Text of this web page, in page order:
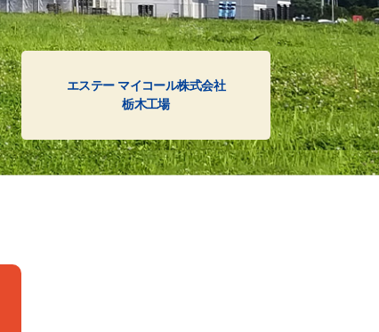
エステー マイコール株式会社
栃木工場